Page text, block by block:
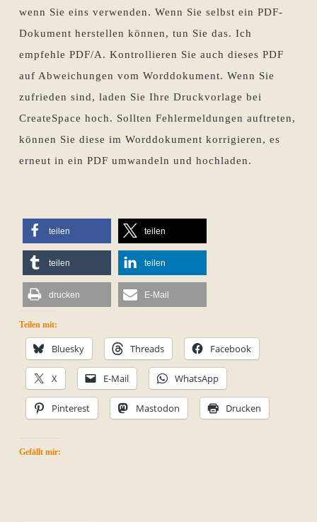
wenn Sie eins verwenden. Wenn Sie selbst ein PDF-
Dokument herstellen können, tun Sie das. Ich
empfehle PDF/A. Kontrollieren Sie auch dieses PDF
auf Abweichungen vom Worddokument. Wenn Sie
zufrieden sind, laden Sie Ihre Druckvorlage bei
CreateSpace hoch. Sollten Fehlermeldungen auftreten,
können Sie diese im Worddokument korrigieren, es
erneut in ein PDF umwandeln und hochladen.
teilen teilen
teilen teilen
drucken E-Mail
Teilen mit:
Bluesky Threads Facebook
X E-Mail WhatsApp
Pinterest Mastodon Drucken
Gefällt mir: